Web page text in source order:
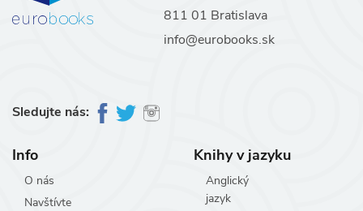
811 01 Bratislava
info@eurobooks.sk
Sledujte nás:
Info
O nás
Navštívte
Knihy v jazyku
Anglický
jazyk